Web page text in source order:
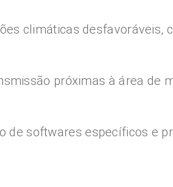
climáticas desfavoráveis,
próximas à área de
de softwares específicos e